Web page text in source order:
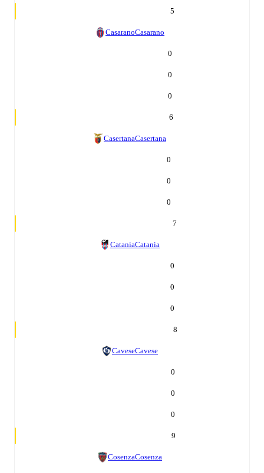
5
CasaranoCasarano
0
0
0
6
CasertanaCasertana
0
0
0
7
CataniaCatania
0
0
0
8
CaveseCavese
0
0
0
9
CosenzaCosenza